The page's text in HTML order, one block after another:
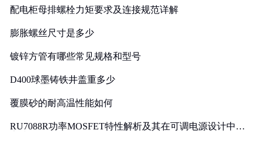
配电柜母排螺栓力矩要求及连接规范详解
膨胀螺丝尺寸是多少
镀锌方管有哪些常见规格和型号
D400球墨铸铁井盖重多少
覆膜砂的耐高温性能如何
RU7088R功率MOSFET特性解析及其在可调电源设计中的